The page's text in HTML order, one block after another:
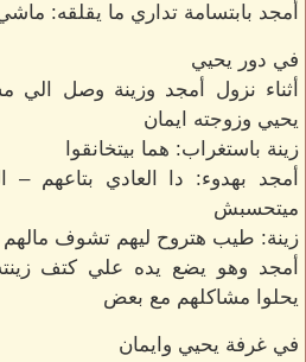
أمجد بابتسامة تداري ما يقلقه:
في دور يحيي
أثناء نزول أمجد وزينة وصل الي
يحيي وزوجته ايمان
زينة باستغراب: هما بيتخانقوا
أمجد بهدوء: دا العادي بتاعهم –
ميتحسبش
زينة: طيب هتروح ليهم تشوف مالهم
أمجد وهو يضع يده علي كتف
يحلوا مشاكلهم مع بعض
في غرفة يحيي وايمان